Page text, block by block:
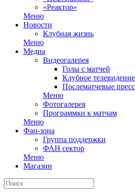
«Реактор»
Меню
Новости
Клубная жизнь
Меню
Медиа
Видеогалерея
Голы с матчей
Клубное телевидение
Послематчевые
Меню
Фотогалерея
Программки к матчам
Меню
Фан-зона
Группа поддержки
ФАН сектор
Меню
Магазин